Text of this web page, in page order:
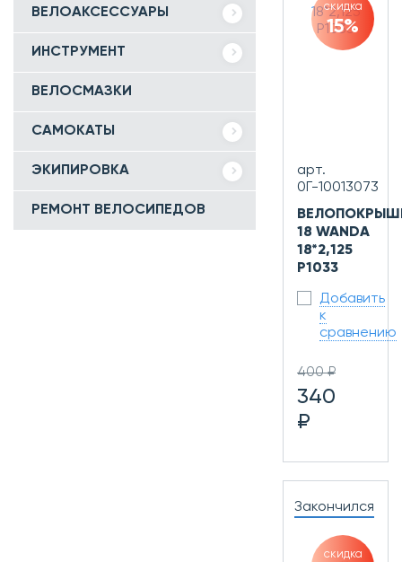
ВЕЛОАКСЕССУАРЫ
ИНСТРУМЕНТ
ВЕЛОСМАЗКИ
САМОКАТЫ
ЭКИПИРОВКА
РЕМОНТ ВЕЛОСИПЕДОВ
скидка
15%
арт.
0Г-10013073
18 WANDA
18*2,125
P1033
Добавить
к
сравнению
400 ₽
340
₽
Закончился
скидка